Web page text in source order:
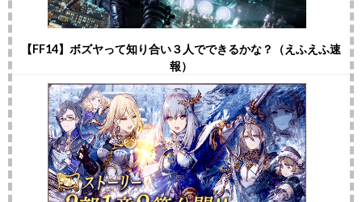
【FF14】ボズヤって知り合い３人でできるかな？（えふえふ速
報）